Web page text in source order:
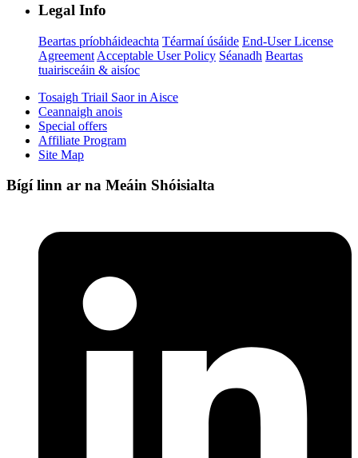
Legal Info
Beartas príobháideachta Téarmaí úsáide End-User License
Agreement Acceptable User Policy Séanadh Beartas
tuairisceáin & aisíoc
Tosaigh Triail Saor in Aisce
Ceannaigh anois
Special offers
Affiliate Program
Site Map
Bígí linn ar na Meáin Shóisialta